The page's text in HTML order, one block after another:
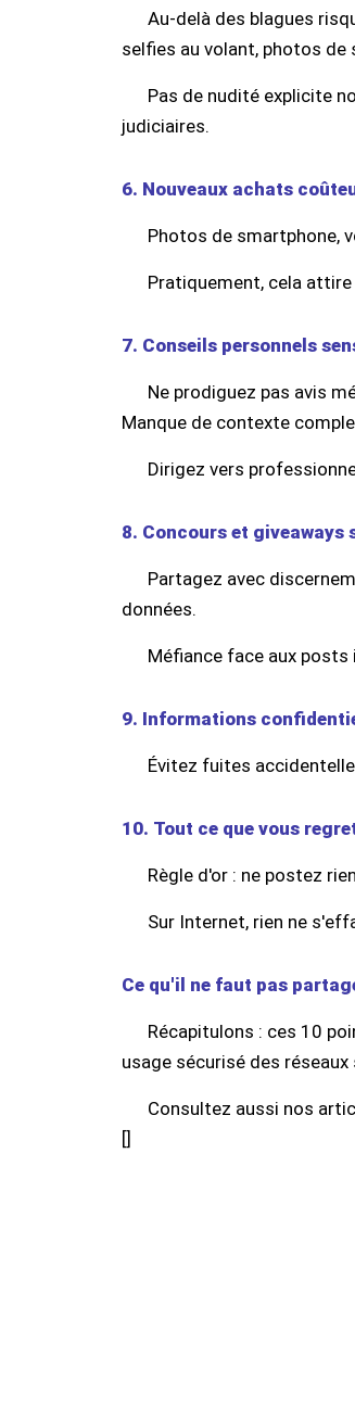
Au-delà des blagues
selfies au volant, photos
Pas de nudité explicite
judiciaires.
6. Nouveaux achats
Photos de smartphone,
Pratiquement, cela
7. Conseils personnels
Ne prodiguez pas avis
Manque de contexte
Dirigez vers
8. Concours et giveaways
Partagez avec
données.
Méfiance face aux
9. Informations
Évitez fuites
10. Tout ce que vous
Règle d'or : ne postez
Sur Internet, rien ne
Ce qu'il ne faut pas
Récapitulons : ces 10
usage sécurisé des réseaux
Consultez aussi nos
[]